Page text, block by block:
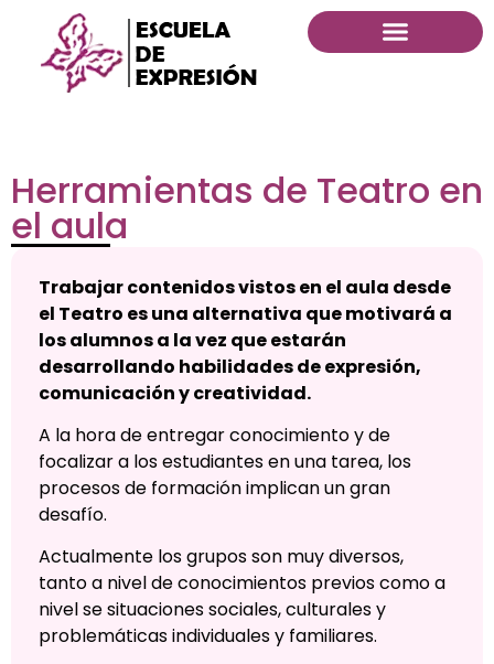
Herramientas de Teatro en
el aula
Trabajar contenidos vistos en el aula desde
el Teatro es una alternativa que motivará a
los alumnos a la vez que estarán
desarrollando habilidades de expresión,
comunicación y creatividad.
A la hora de entregar conocimiento y de
focalizar a los estudiantes en una tarea, los
procesos de formación implican un gran
desafío.
Actualmente los grupos son muy diversos,
tanto a nivel de conocimientos previos como a
nivel se situaciones sociales, culturales y
problemáticas individuales y familiares.